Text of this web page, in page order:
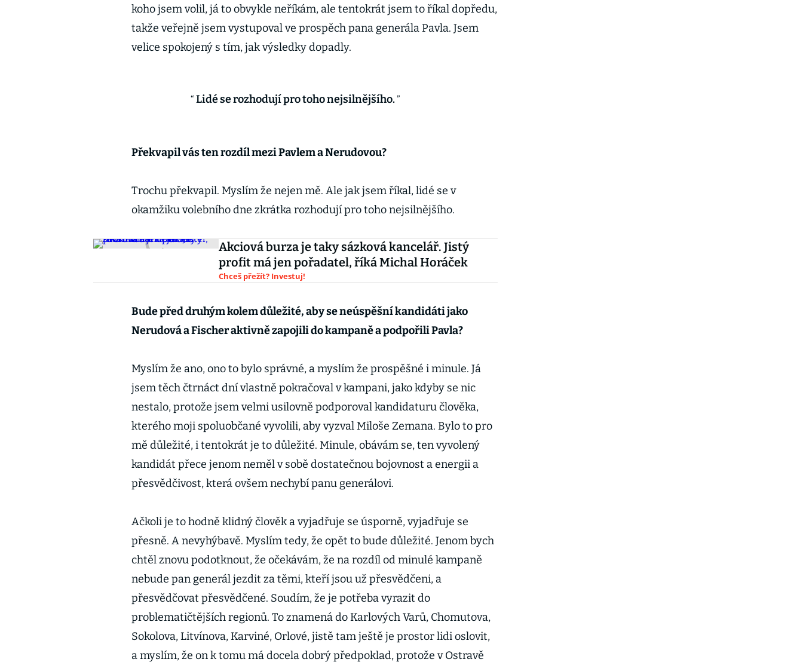
koho jsem volil, já to obvykle neříkám, ale tentokrát jsem to říkal dopředu,
takže veřejně jsem vystupoval ve prospěch pana generála Pavla. Jsem
velice spokojený s tím, jak výsledky dopadly.
Lidé se rozhodují pro toho nejsilnějšího.
Překvapil vás ten rozdíl mezi Pavlem a Nerudovou?
Trochu překvapil. Myslím že nejen mě. Ale jak jsem říkal, lidé se v
okamžiku volebního dne zkrátka rozhodují pro toho nejsilnějšího.
Akciová burza je taky sázková kancelář. Jistý
profit má jen pořadatel, říká Michal Horáček
Chceš přežít? Investuj!
Bude před druhým kolem důležité, aby se neúspěšní kandidáti jako
Nerudová a Fischer aktivně zapojili do kampaně a podpořili Pavla?
Myslím že ano, ono to bylo správné, a myslím že prospěšné i minule. Já
jsem těch čtrnáct dní vlastně pokračoval v kampani, jako kdyby se nic
nestalo, protože jsem velmi usilovně podporoval kandidaturu člověka,
kterého moji spoluobčané vyvolili, aby vyzval Miloše Zemana. Bylo to pro
mě důležité, i tentokrát je to důležité. Minule, obávám se, ten vyvolený
kandidát přece jenom neměl v sobě dostatečnou bojovnost a energii a
přesvědčivost, která ovšem nechybí panu generálovi.
Ačkoli je to hodně klidný člověk a vyjadřuje se úsporně, vyjadřuje se
přesně. A nevyhýbavě. Myslím tedy, že opět to bude důležité. Jenom bych
chtěl znovu podotknout, že očekávám, že na rozdíl od minulé kampaně
nebude pan generál jezdit za těmi, kteří jsou už přesvědčeni, a
přesvědčovat přesvědčené. Soudím, že je potřeba vyrazit do
problematičtějších regionů. To znamená do Karlových Varů, Chomutova,
Sokolova, Litvínova, Karviné, Orlové, jistě tam ještě je prostor lidi oslovit,
a myslím, že on k tomu má docela dobrý předpoklad, protože v Ostravě